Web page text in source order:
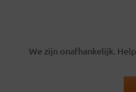
We zijn onafhankelijk.